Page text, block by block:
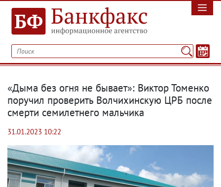
«Дыма без огня не бывает»: Виктор Томенко
поручил проверить Волчихинскую ЦРБ после
смерти семилетнего мальчика
31.01.2023 10:22